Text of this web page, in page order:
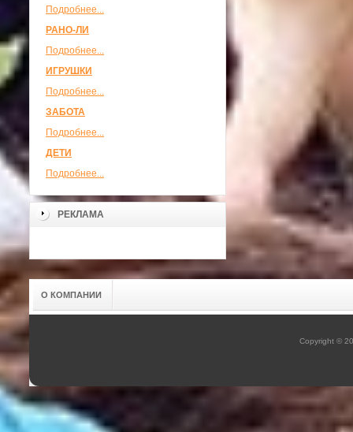
Подробнее...
РАНО-ЛИ
Подробнее...
ИГРУШКИ
Подробнее...
ЗАБОТА
Подробнее...
ДЕТИ
Подробнее...
РЕКЛАМА
О КОМПАНИИ
Copyright ©